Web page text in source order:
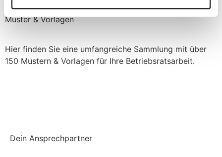
Muster & Vorlagen
Hier finden Sie eine umfangreiche Sammlung mit über
150 Mustern & Vorlagen für Ihre Betriebsratsarbeit.
Dein Ansprechpartner